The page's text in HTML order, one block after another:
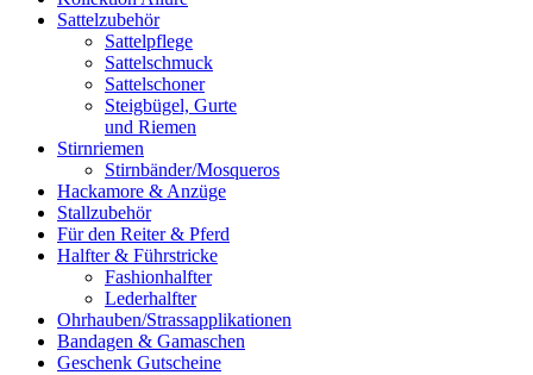
Sattelzubehör
Sattelpflege
Sattelschmuck
Sattelschoner
Steigbügel, Gurte
und Riemen
Stirnriemen
Stirnbänder/Mosqueros
Hackamore & Anzüge
Stallzubehör
Für den Reiter & Pferd
Halfter & Führstricke
Fashionhalfter
Lederhalfter
Ohrhauben/Strassapplikationen
Bandagen & Gamaschen
Geschenk Gutscheine